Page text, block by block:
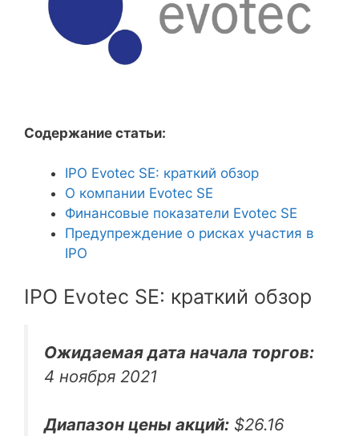
Содержание статьи:
IPO Evotec SE: краткий обзор
О компании Evotec SE
Финансовые показатели Evotec SE
Предупреждение о рисках участия в
IPO
IPO Evotec SE: краткий обзор
Ожидаемая дата начала торгов:
4 ноября 2021
Диапазон цены акций: $26.16